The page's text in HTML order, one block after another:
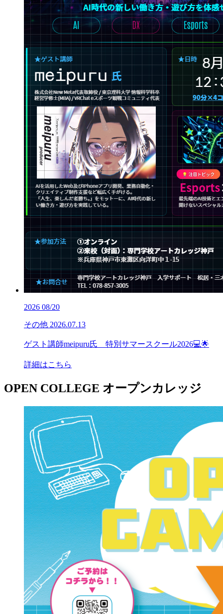
2026 08/20
その他 2026.07.13
ゲスト講師meipuru氏 特別サマースクール2026💻🌟
詳細はこちら
OPEN COLLEGE オープンカレッジ